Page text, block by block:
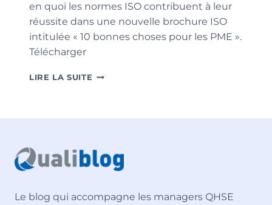
en quoi les normes ISO contribuent à leur
réussite dans une nouvelle brochure ISO
intitulée « 10 bonnes choses pour les PME ».
Télécharger
LIRE LA SUITE 10
Le blog qui accompagne les managers QHSE